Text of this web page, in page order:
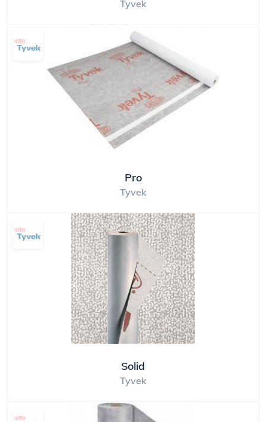
Tyvek
Pro
Tyvek
Solid
Tyvek